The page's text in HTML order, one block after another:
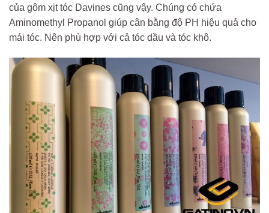
của gôm xịt tóc Davines cũng vậy. Chúng có chứa
Aminomethyl Propanol giúp cân bằng độ PH hiệu quả cho
mái tóc. Nên phù hợp với cả tóc dầu và tóc khô.